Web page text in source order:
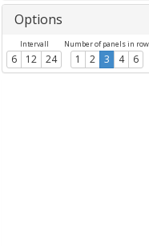
Options
Intervall
6 12 24
Number of panels in row
1 2 3 4 6